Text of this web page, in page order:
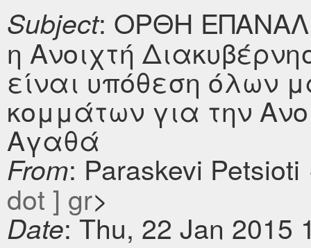
Subject: ΟΡΘΗ
η Ανοιχτή
είναι υπόθεση όλων
κομμάτων για την
Αγαθά
From: Paraskevi Petsioti
dot ] gr>
Date: Thu, 22 Jan 2015